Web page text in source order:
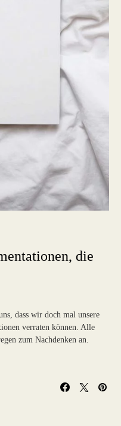
die
dass wir doch mal unsere
verraten können. Alle
zum Nachdenken an.